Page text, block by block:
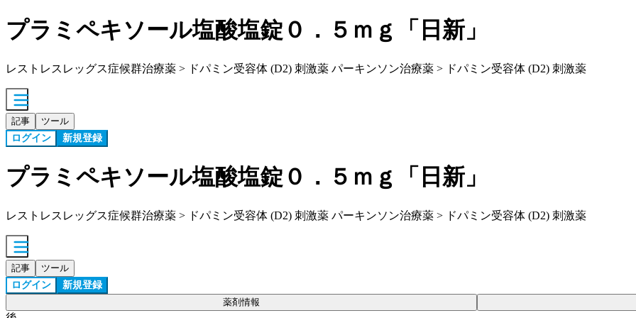
プラミペキソール塩酸塩錠０．５ｍｇ「日新」
レストレスレッグス症候群治療薬 > ドパミン受容体 (D2) 刺激薬 パーキンソン治療薬 > ドパミン受容体 (D2) 刺激薬
記事 ツール
ログイン 新規登録
プラミペキソール塩酸塩錠０．５ｍｇ「日新」
レストレスレッグス症候群治療薬 > ドパミン受容体 (D2) 刺激薬 パーキンソン治療薬 > ドパミン受容体 (D2) 刺激薬
記事 ツール
ログイン 新規登録
薬剤情報